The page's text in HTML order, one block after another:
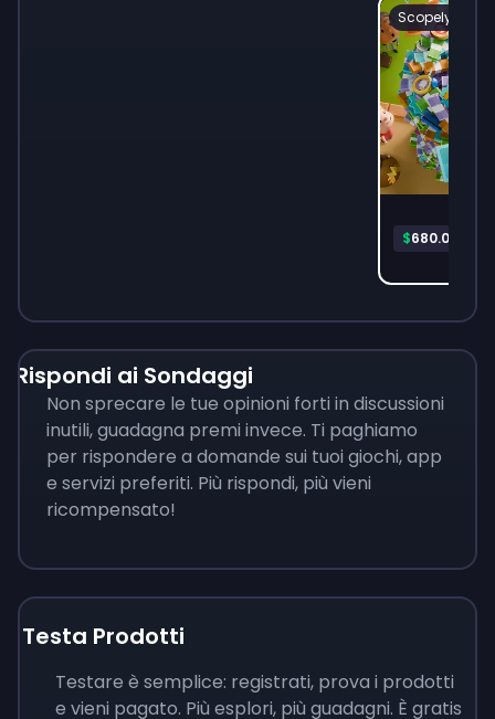
Scopely
$680.06
Rispondi ai Sondaggi
Non sprecare le tue opinioni forti in discussioni
inutili, guadagna premi invece. Ti paghiamo
per rispondere a domande sui tuoi giochi, app
e servizi preferiti. Più rispondi, più vieni
ricompensato!
Testa Prodotti
Testare è semplice: registrati, prova i prodotti
e vieni pagato. Più esplori, più guadagni. È gratis